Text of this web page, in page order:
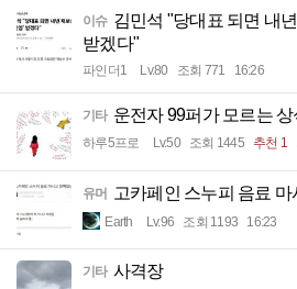
이슈 김민석 "당대표 되면 내
받겠다"
파인더1 Lv.80 조회 771 16:26
기타 운전자 99퍼가 모르는 상
하루5프로 Lv.50 조회 1445 추천 1
유머 고카페인 스누피 음료 마
Earth Lv.96 조회 1193 16:23
기타 사격장